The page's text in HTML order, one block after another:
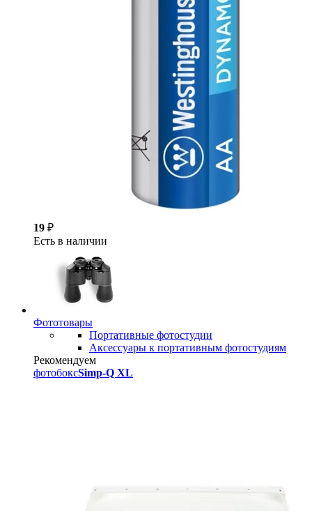
19 ₽
Есть в наличии
Фототовары
Портативные фотостудии
Аксессуары к портативным фотостудиям
Рекомендуем
фотобоксSimp-Q XL